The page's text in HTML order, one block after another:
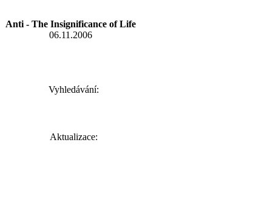
Anti - The Insignificance of Life
06.11.2006
Vyhledávání:
Aktualizace: